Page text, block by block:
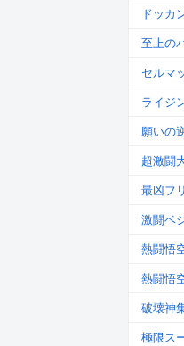
ドッカ
至上の
セルマ
ライジ
願いの
超激闘
最凶フ
激闘ベ
熱闘悟
熱闘悟
破壊神
極限ス